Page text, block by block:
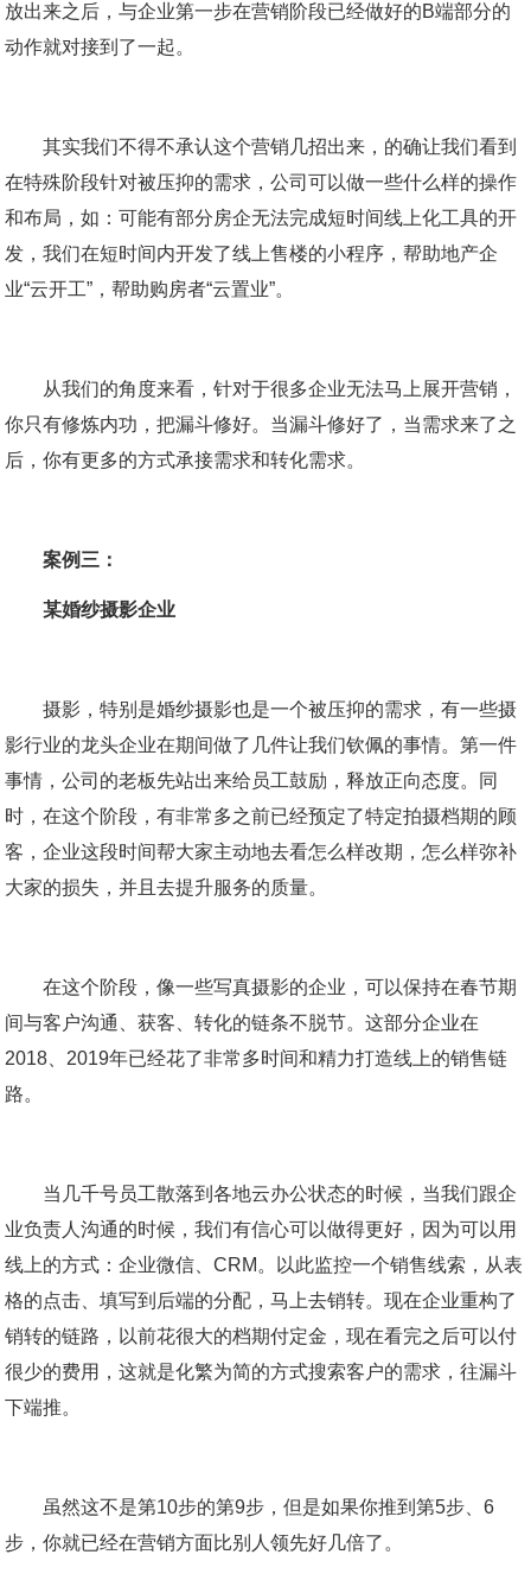
放出来之后，与企业第一步在营销阶段已经做好的B端部分的
动作就对接到了一起。
其实我们不得不承认这个营销几招出来，的确让我们看到
在特殊阶段针对被压抑的需求，公司可以做一些什么样的操作
和布局，如：可能有部分房企无法完成短时间线上化工具的开
发，我们在短时间内开发了线上售楼的小程序，帮助地产企
业“云开工”，帮助购房者“云置业”。
从我们的角度来看，针对于很多企业无法马上展开营销，
你只有修炼内功，把漏斗修好。当漏斗修好了，当需求来了之
后，你有更多的方式承接需求和转化需求。
案例三：
某婚纱摄影企业
摄影，特别是婚纱摄影也是一个被压抑的需求，有一些摄
影行业的龙头企业在期间做了几件让我们钦佩的事情。第一件
事情，公司的老板先站出来给员工鼓励，释放正向态度。同
时，在这个阶段，有非常多之前已经预定了特定拍摄档期的顾
客，企业这段时间帮大家主动地去看怎么样改期，怎么样弥补
大家的损失，并且去提升服务的质量。
在这个阶段，像一些写真摄影的企业，可以保持在春节期
间与客户沟通、获客、转化的链条不脱节。这部分企业在
2018、2019年已经花了非常多时间和精力打造线上的销售链
路。
当几千号员工散落到各地云办公状态的时候，当我们跟企
业负责人沟通的时候，我们有信心可以做得更好，因为可以用
线上的方式：企业微信、CRM。以此监控一个销售线索，从表
格的点击、填写到后端的分配，马上去销转。现在企业重构了
销转的链路，以前花很大的档期付定金，现在看完之后可以付
很少的费用，这就是化繁为简的方式搜索客户的需求，往漏斗
下端推。
虽然这不是第10步的第9步，但是如果你推到第5步、6
步，你就已经在营销方面比别人领先好几倍了。